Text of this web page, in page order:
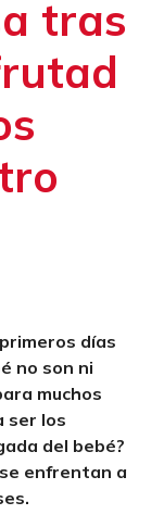
tras
días
no son ni
muchos
ser los
del bebé?
enfrentan a